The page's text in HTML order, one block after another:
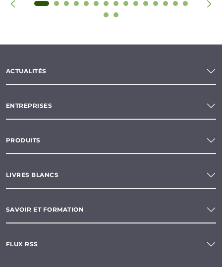
ACTUALITÉS
ENTREPRISES
PRODUITS
LIVRES BLANCS
SAVOIR ET FORMATION
FLUX RSS